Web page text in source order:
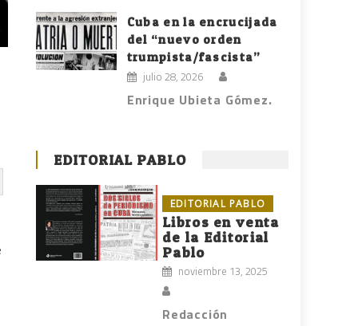
Cuba en la encrucijada
del “nuevo orden
trumpista/fascista”
julio 28, 2026
Enrique Ubieta Gómez.
EDITORIAL PABLO
EDITORIAL PABLO
Libros en venta
de la Editorial
Pablo
noviembre 13, 2025
Redacción